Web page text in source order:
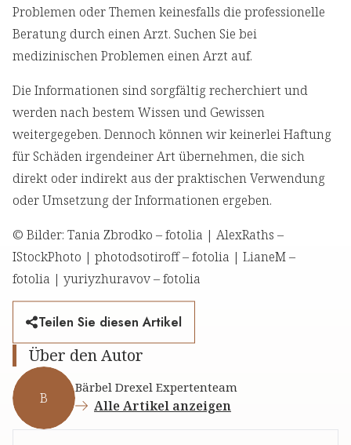
Problemen oder Themen keinesfalls die professionelle
Beratung durch einen Arzt. Suchen Sie bei
medizinischen Problemen einen Arzt auf.
Die Informationen sind sorgfältig recherchiert und
werden nach bestem Wissen und Gewissen
weitergegeben. Dennoch können wir keinerlei Haftung
für Schäden irgendeiner Art übernehmen, die sich
direkt oder indirekt aus der praktischen Verwendung
oder Umsetzung der Informationen ergeben.
© Bilder: Tania Zbrodko – fotolia | AlexRaths –
IStockPhoto | photodsotiroff – fotolia | LianeM –
fotolia | yuriyzhuravov – fotolia
Teilen Sie diesen Artikel
Über den Autor
B
Bärbel Drexel Expertenteam
Alle Artikel anzeigen